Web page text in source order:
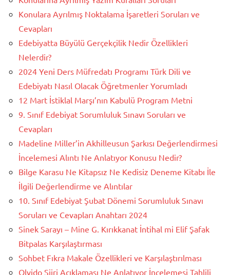
Konulara Ayrılmış Noktalama İşaretleri Soruları ve
Cevapları
Edebiyatta Büyülü Gerçekçilik Nedir Özellikleri
Nelerdir?
2024 Yeni Ders Müfredatı Programı Türk Dili ve
Edebiyatı Nasıl Olacak Öğretmenler Yorumladı
12 Mart İstiklal Marşı’nın Kabulü Program Metni
9. Sınıf Edebiyat Sorumluluk Sınavı Soruları ve
Cevapları
Madeline Miller’in Akhilleusun Şarkısı Değerlendirmesi
İncelemesi Alıntı Ne Anlatıyor Konusu Nedir?
Bilge Karasu Ne Kitapsız Ne Kedisiz Deneme Kitabı İle
İlgili Değerlendirme ve Alıntılar
10. Sınıf Edebiyat Şubat Dönemi Sorumluluk Sınavı
Soruları ve Cevapları Anahtarı 2024
Sinek Sarayı – Mine G. Kırıkkanat İntihal mi Elif Şafak
Bitpalas Karşılaştırması
Sohbet Fıkra Makale Özellikleri ve Karşılaştırılması
Olvido Şiiri Açıklaması Ne Anlatıyor İncelemesi Tahlili